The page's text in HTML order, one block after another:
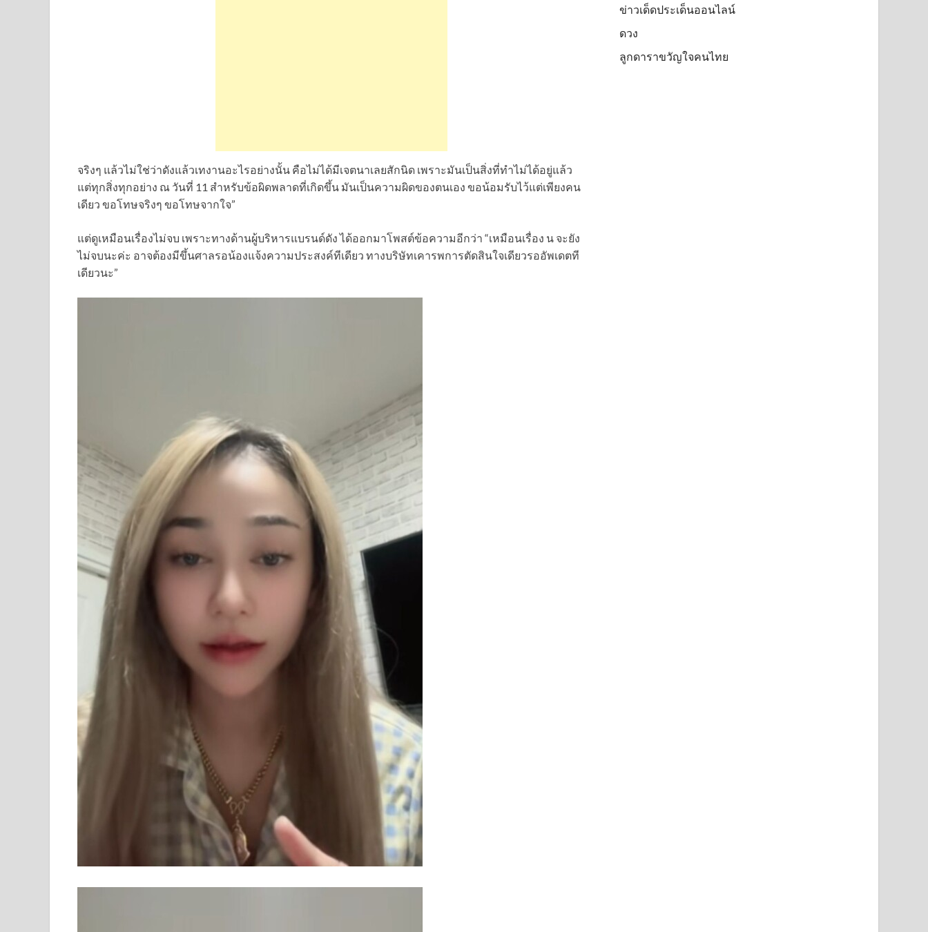
จริงๆ แล้วไม่ใช่ว่าดังแล้วเทงานอะไรอย่างนั้น คือไม่ได้มีเจตนาเลยสักนิด เพราะมันเป็นสิ่งที่ทำไม่ได้อยู่แล้ว
แต่ทุกสิ่งทุกอย่าง ณ วันที่ 11 สำหรับข้อผิดพลาดที่เกิดขึ้น มันเป็นความผิดของตนเอง ขอน้อมรับไว้แต่เพียงคน
เดียว ขอโทษจริงๆ ขอโทษจากใจ”
แต่ดูเหมือนเรื่องไม่จบ เพราะทางด้านผู้บริหารแบรนด์ดัง ได้ออกมาโพสต์ข้อความอีกว่า “เหมือนเรื่อง น จะยัง
ไม่จบนะค่ะ อาจต้องมีขึ้นศาลรอน้องแจ้งความประสงค์ทีเดียว ทางบริษัทเคารพการตัดสินใจเดียวรออัพเดตที
เดียวนะ”
ข่าวเด็ดประเด็นออนไลน์
ดวง
ลูกดาราขวัญใจคนไทย